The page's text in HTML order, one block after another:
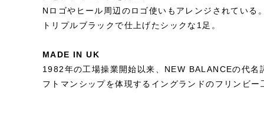
Nロゴやヒール周辺のロゴ使いもアレンジされている
トリプルブラックで仕上げたシックな1足。
MADE IN UK
1982年の工場操業開始以来、NEW BALANCEの代名
フトマンシップを体現するイングランドのフリンビー